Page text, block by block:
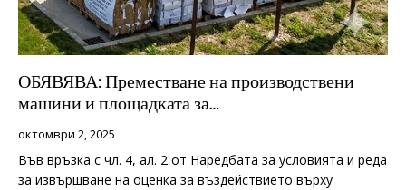
ОБЯВЯВА: Преместване на производствени
машини и площадката за…
октомври 2, 2025
Във връзка с чл. 4, ал. 2 от Наредбата за условията и реда
за извършване на оценка за въздействието върху